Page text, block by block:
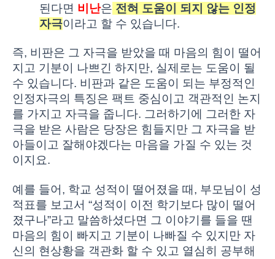
된다면 비난은 전혀 도움이 되지 않는 인정
자극이라고 할 수 있습니다.
즉, 비판은 그 자극을 받았을 때 마음의 힘이 떨어
지고 기분이 나쁘긴 하지만, 실제로는 도움이 될
수 있습니다. 비판과 같은 도움이 되는 부정적인
인정자극의 특징은 팩트 중심이고 객관적인 논지
를 가지고 자극을 줍니다. 그러하기에 그러한 자
극을 받은 사람은 당장은 힘들지만 그 자극을 받
아들이고 잘해야겠다는 마음을 가질 수 있는 것
이지요.
예를 들어, 학교 성적이 떨어졌을 때, 부모님이 성
적표를 보고서 “성적이 이전 학기보다 많이 떨어
졌구나”라고 말씀하셨다면 그 이야기를 들을 땐
마음의 힘이 빠지고 기분이 나빠질 수 있지만 자
신의 현상황을 객관화 할 수 있고 열심히 공부해